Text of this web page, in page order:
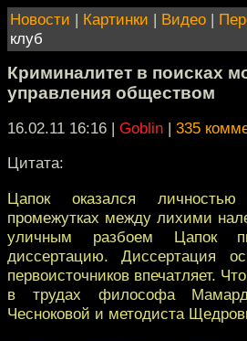
Новости | Картинки | Видео |
клуб
Криминалитет в поисках
управления обществом
16.02.11 16:16 | Goblin | 335
Цитата:
Цапок оказался
промежутках между лихими
уличным разбоем Цапок
диссертацию. Диссертация
первоисточников впечатляет.
в трудах философа
Чесноковой и методиста